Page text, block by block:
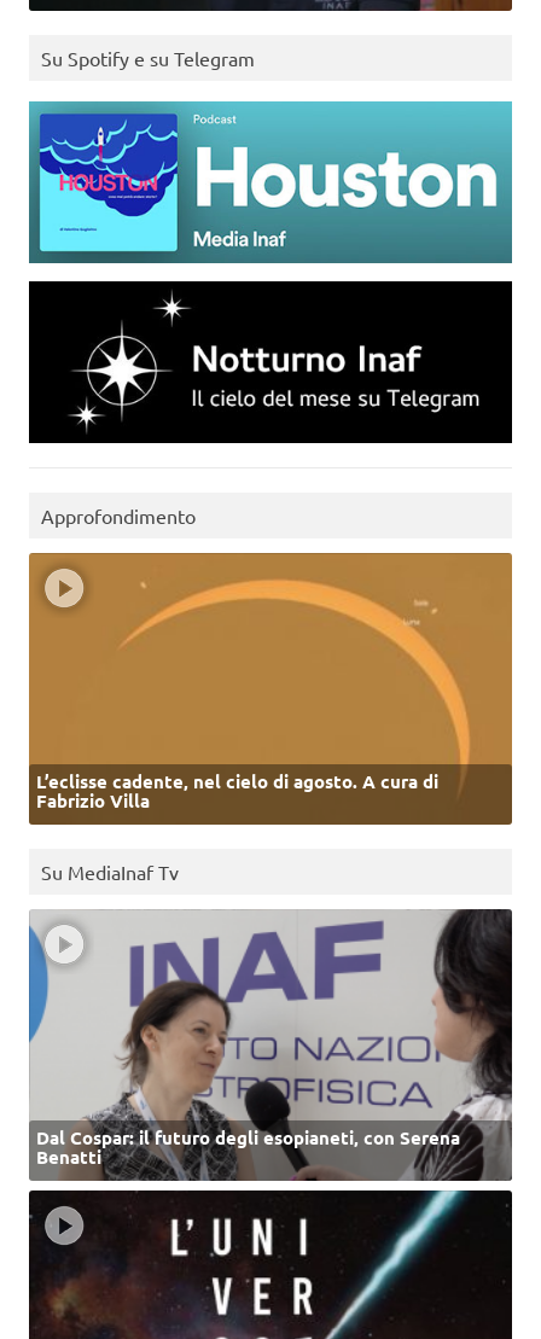
Su Spotify e su Telegram
Approfondimento
L’eclisse cadente, nel cielo di agosto. A cura di
Fabrizio Villa
Su MediaInaf Tv
Dal Cospar: il futuro degli esopianeti, con Serena
Benatti